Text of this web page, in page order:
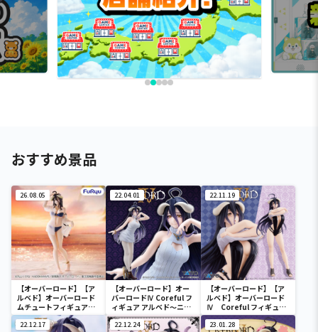
おすすめ景品
26.08.05
【オーバーロード】【ア
ルベド】オーバーロード
ムチュートフィギュアー
アルベド・aqua ver.ー
22.04.01
【オーバーロード】オー
バーロードⅣ Coreful フ
ィギュア アルベド～ニッ
トワンピースver.～
22.11.19
【オーバーロード】【ア
ルベド】オーバーロード
Ⅳ Coreful フィギュ
ア アルベド～Tシャツ
水着ver.～
22.12.17 22.12.24 23.01.28